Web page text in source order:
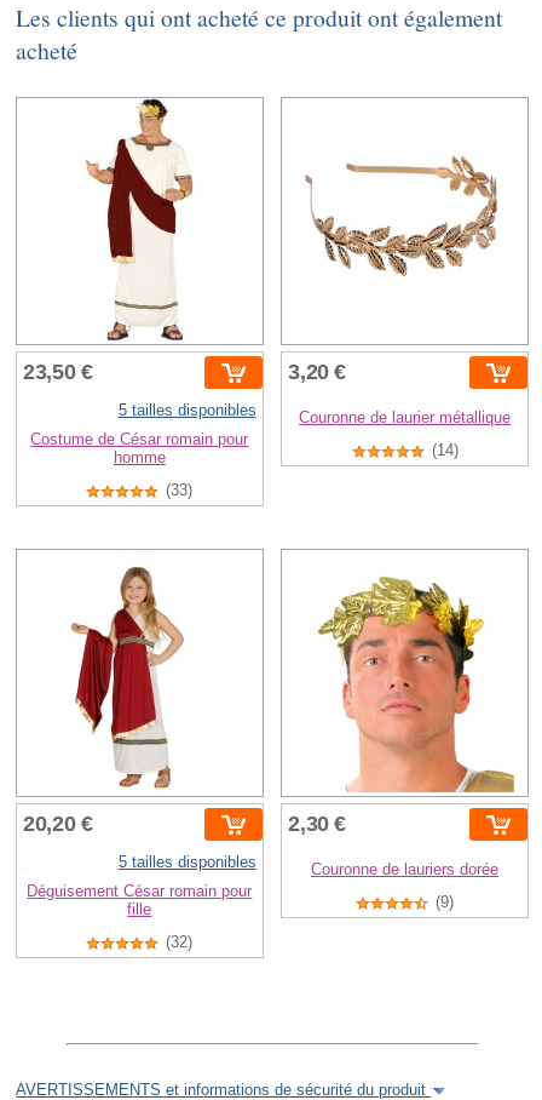
Les clients qui ont acheté ce produit ont également
acheté
23,50 €
5 tailles disponibles
Costume de César romain pour
homme
(33)
3,20 €
Couronne de laurier métallique
(14)
20,20 €
5 tailles disponibles
Déguisement César romain pour
fille
(32)
2,30 €
Couronne de lauriers dorée
(9)
AVERTISSEMENTS et informations de sécurité du produit